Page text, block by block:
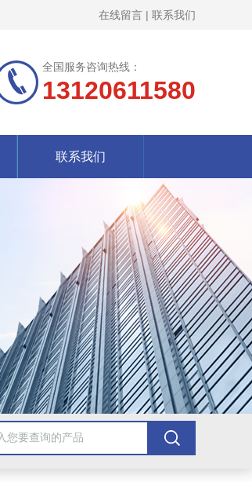
在线留言 | 联系我们
全国服务咨询热线：
13120611580
联系我们